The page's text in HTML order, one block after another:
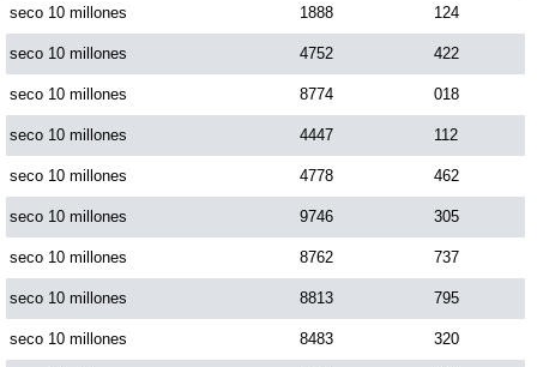
Paisita Noche
Paisita 3
Pick 3 Día
Pick 3 Noche
Pick 4 Día
seco 10 millones 1888 124
seco 10 millones 4752 422
seco 10 millones 8774 018
seco 10 millones 4447 112
seco 10 millones 4778 462
seco 10 millones 9746 305
seco 10 millones 8762 737
seco 10 millones 8813 795
seco 10 millones 8483 320